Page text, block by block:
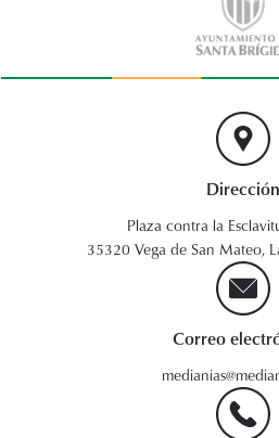
Dirección
Plaza contra la
35320 Vega de San Mateo,
Correo